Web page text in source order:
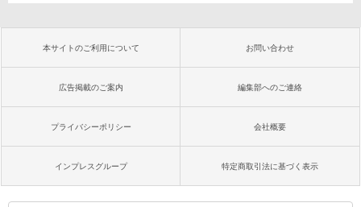
本サイトのご利用について お問い合わせ
広告掲載のご案内 編集部へのご連絡
プライバシーポリシー 会社概要
インプレスグループ 特定商取引法に基づく表示